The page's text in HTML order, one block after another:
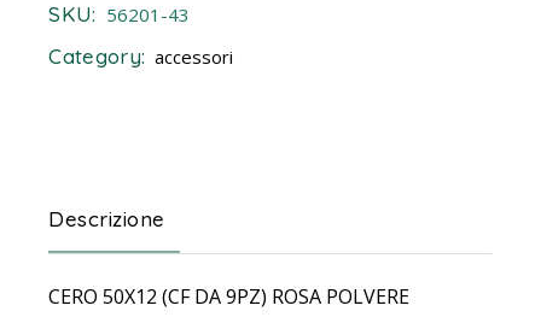
SKU: 56201-43
Category: accessori
Descrizione
CERO 50X12 (CF DA 9PZ) ROSA POLVERE